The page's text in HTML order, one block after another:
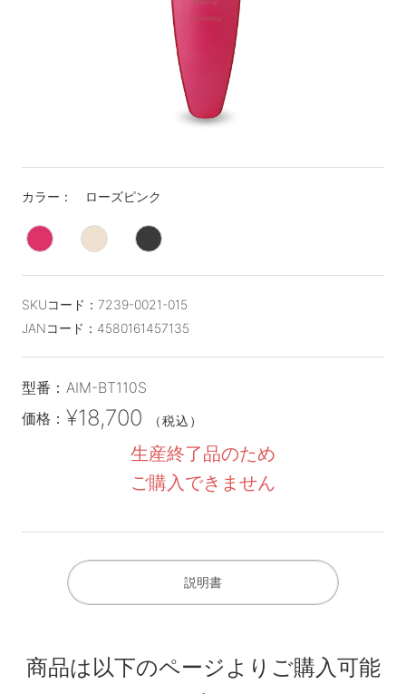
カラー： ローズピンク
SKUコード： 7239-0021-015
JANコード： 4580161457135
型番： AIM-BT110S
価格： ¥18,700 （税込）
生産終了品のため
ご購入できません
説明書
商品は以下のページよりご購入可能